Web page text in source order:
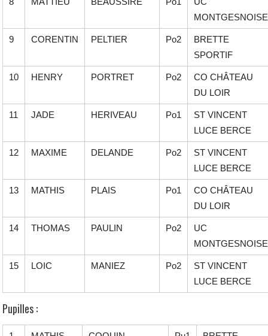
MONTGESNOISE
9 CORENTIN PELTIER Po2
BRETTE
SPORTIF
10 HENRY PORTRET Po2
CO CHÂTEAU
DU LOIR
11 JADE HERIVEAU Po1
ST VINCENT
LUCE BERCE
12 MAXIME DELANDE Po2
ST VINCENT
LUCE BERCE
13 MATHIS PLAIS Po1
CO CHÂTEAU
DU LOIR
14 THOMAS PAULIN Po2
UC
MONTGESNOISE
15 LOIC MANIEZ Po2
ST VINCENT
LUCE BERCE
Pupilles :